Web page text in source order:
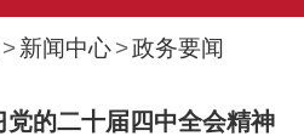
> 新闻中心 >政务要闻
的二十届四中全会精神